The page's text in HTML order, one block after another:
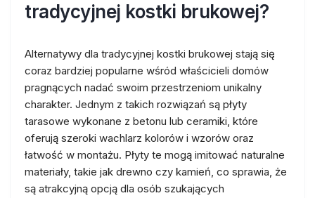
tradycyjnej kostki brukowej?
Alternatywy dla tradycyjnej kostki brukowej stają się
coraz bardziej popularne wśród właścicieli domów
pragnących nadać swoim przestrzeniom unikalny
charakter. Jednym z takich rozwiązań są płyty
tarasowe wykonane z betonu lub ceramiki, które
oferują szeroki wachlarz kolorów i wzorów oraz
łatwość w montażu. Płyty te mogą imitować naturalne
materiały, takie jak drewno czy kamień, co sprawia, że
są atrakcyjną opcją dla osób szukających